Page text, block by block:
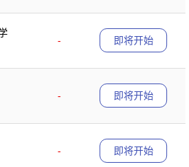
-
即将开始
-
即将开始
-
即将开始